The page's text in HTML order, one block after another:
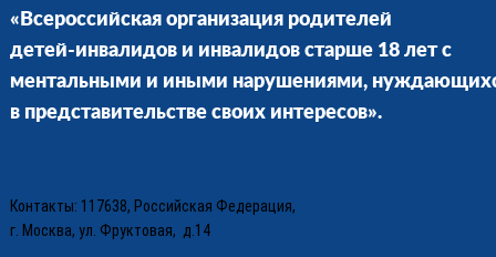
«Всероссийская организация родителей
детей-инвалидов и инвалидов старше 18 лет с
ментальными и иными нарушениями,
в представительстве своих интересов».
Контакты: 117638, Российская Федерация,
г. Москва, ул. Фруктовая, д.14